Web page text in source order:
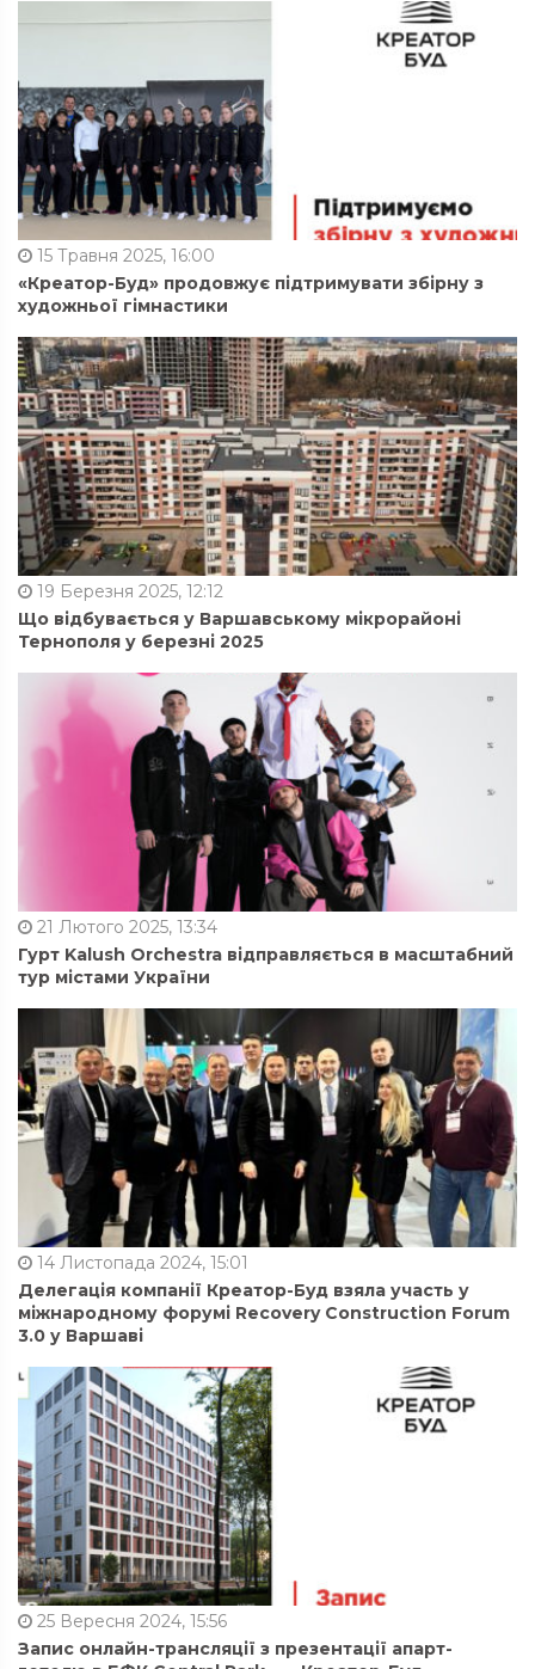
15 Травня 2025, 16:00
«Креатор-Буд» продовжує підтримувати збірну з
художньої гімнастики
19 Березня 2025, 12:12
Що відбувається у Варшавському мікрорайоні
Тернополя у березні 2025
21 Лютого 2025, 13:34
Гурт Kalush Orchestra відправляється в масштабний
тур містами України
14 Листопада 2024, 15:01
Делегація компанії Креатор-Буд взяла участь у
міжнародному форумі Recovery Construction Forum
3.0 у Варшаві
25 Вересня 2024, 15:56
Запис онлайн-трансляції з презентації апарт-